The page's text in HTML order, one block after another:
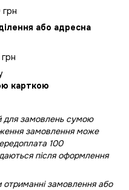
грн
або адресна
карткою
для замовлень сумою
замовлення може
100
після оформлення
замовлення або